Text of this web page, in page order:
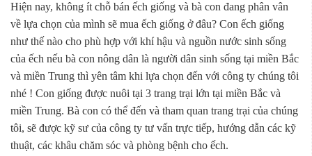
Hiện nay, không ít chỗ bán ếch giống và bà con đang phân vân
về lựa chọn của mình sẽ mua ếch giống ở đâu? Con ếch giống
như thế nào cho phù hợp với khí hậu và nguồn nước sinh sống
của ếch nếu bà con nông dân là người dân sinh sống tại miền Bắc
và miền Trung thì yên tâm khi lựa chọn đến với công ty chúng tôi
nhé ! Con giống được nuôi tại 3 trang trại lớn tại miền Bắc và
miền Trung. Bà con có thể đến và tham quan trang trại của chúng
tôi, sẽ được kỹ sư của công ty tư vấn trực tiếp, hướng dẫn các kỹ
thuật, các khâu chăm sóc và phòng bệnh cho ếch.